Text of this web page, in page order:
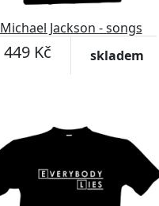
Michael Jackson - songs
449 Kč skladem